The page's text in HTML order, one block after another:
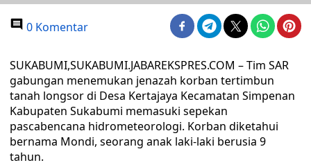
0 Komentar
SUKABUMI,SUKABUMI.JABAREKSPRES.COM – Tim SAR
gabungan menemukan jenazah korban tertimbun
tanah longsor di Desa Kertajaya Kecamatan Simpenan
Kabupaten Sukabumi memasuki sepekan
pascabencana hidrometeorologi. Korban diketahui
bernama Mondi, seorang anak laki-laki berusia 9
tahun.